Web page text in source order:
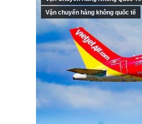
Vận chuyển hàng không quốc tế